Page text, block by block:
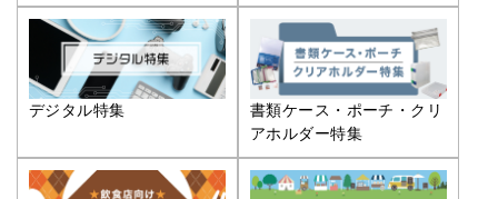
デジタル特集
書類ケース・ポーチ・クリ
アホルダー特集